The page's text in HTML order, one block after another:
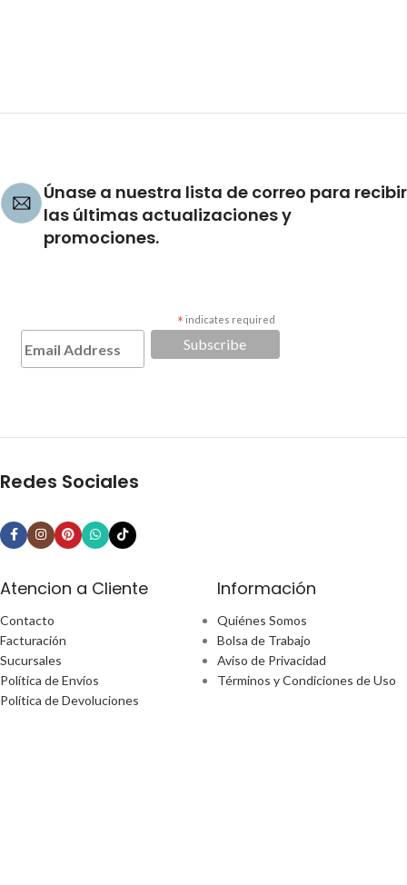
Únase a nuestra lista de correo para recibir
las últimas actualizaciones y
promociones.
* indicates required
Redes Sociales
Atencion a Cliente
Contacto
Facturación
Sucursales
Política de Envíos
Política de Devoluciones
Información
Quiénes Somos
Bolsa de Trabajo
Aviso de Privacidad
Términos y Condiciones de Uso